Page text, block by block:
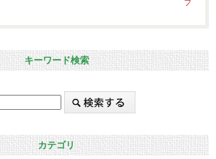
プ
キーワード検索
カテゴリ